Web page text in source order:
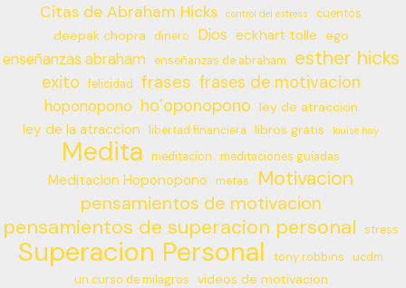
Citas de Abraham Hicks control del estress cuentos
deepak chopra dinero Dios eckhart tolle ego
enseñanzas abraham enseñanzas de abraham esther hicks
exito felicidad frases frases de motivacion
hoponopono ho’oponopono ley de atraccion
ley de la atraccion libertad financiera libros gratis louise hay
Medita meditacion meditaciones guiadas
Meditacion Hoponopono metas Motivacion
pensamientos de motivacion
pensamientos de superacion personal stress
Superacion Personal tony robbins
ucdm
un curso de milagros
videos de motivacion